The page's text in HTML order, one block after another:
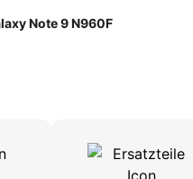
Note 9 N960F